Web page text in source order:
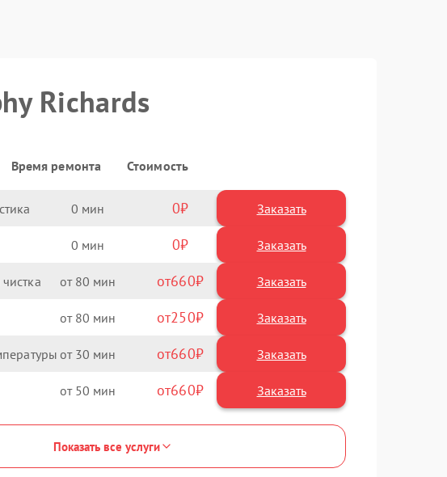
Richards
Время ремонта Стоимость
0 0 Заказать
0 0 Заказать
80 660
80 250
30 660
50 660
Показать все услуги